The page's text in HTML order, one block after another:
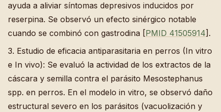
ayuda a aliviar síntomas depresivos inducidos por
reserpina. Se observó un efecto sinérgico notable
cuando se combinó con gastrodina [PMID 41505914].
3. Estudio de eficacia antiparasitaria en perros (In vitro
e In vivo): Se evaluó la actividad de los extractos de la
cáscara y semilla contra el parásito Mesostephanus
spp. en perros. En el modelo in vitro, se observó daño
estructural severo en los parásitos (vacuolización y